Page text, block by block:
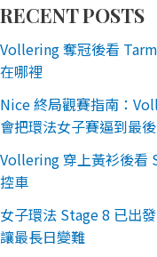
RECENT POSTS
Vollering 奪冠後看
在哪裡
Nice 終局觀賽指南：
會把環法女子賽逼到最
Vollering 穿上黃衫後看
控車
女子環法 Stage 8 已出
讓最長日變難